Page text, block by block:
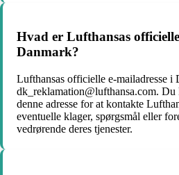
Hvad er Lufthansas
Danmark?
Lufthansas officielle e-mailadresse i
dk_reklamation@lufthansa.com. Du
denne adresse for at kontakte
eventuelle klager, spørgsmål eller
vedrørende deres tjenester.